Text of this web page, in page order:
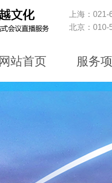
上海：
北京：010-
网站首页 服务